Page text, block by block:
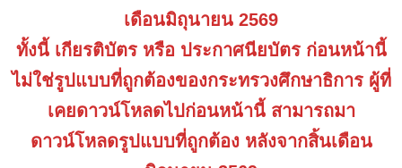
เดือนมิถุนายน 2569
ทั้งนี้ เกียรติบัตร หรือ ประกาศนียบัตร ก่อนหน้านี้
ไม่ใช่รูปแบบที่ถูกต้องของกระทรวงศึกษาธิการ ผู้ที่
เคยดาวน์โหลดไปก่อนหน้านี้ สามารถมา
ดาวน์โหลดรูปแบบที่ถูกต้อง หลังจากสิ้นเดือน